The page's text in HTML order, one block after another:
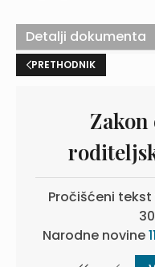
PRETHODNIK
Pročišćeni tekst
Narodne novine
Detalji dokumenta